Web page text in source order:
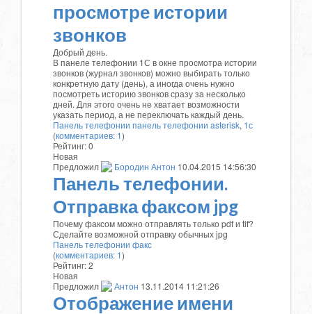
просмотре истории
звонков
Добрый день.
В панеле телефонии 1С в окне просмотра истории
звонков (журнал звонков) можно выбирать только
конкретную дату (день), а иногда очень нужно
посмотреть историю звонков сразу за несколько
дней. Для этого очень не хватает возможности
указать период, а не переключать каждый день.
Панель телефонии панель телефонии asterisk, 1с
(комментариев: 1)
Рейтинг:0
Новая
Предложил
Бородин Антон 10.04.2015 14:56:30
Панель телефонии.
Отправка факсом jpg
Почему факсом можно отправлять только pdf и tif?
Сделайте возможной отправку обычных jpg
Панель телефонии факс
(комментариев: 1)
Рейтинг:2
Новая
Предложил
Антон 13.11.2014 11:21:26
Отображение имени